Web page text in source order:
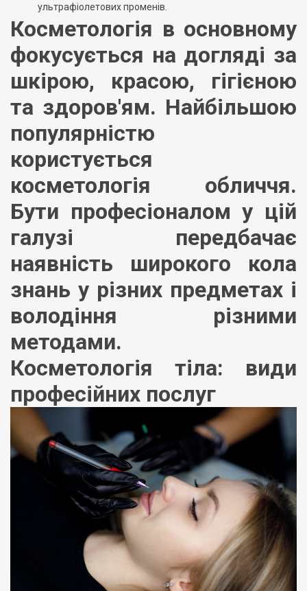
ультрафіолетових променів.
Косметологія в основному
фокусується на догляді за
шкірою, красою, гігієною
та здоров'ям. Найбільшою
популярністю
користується
косметологія обличчя.
Бути професіоналом у цій
галузі передбачає
наявність широкого кола
знань у різних предметах і
володіння різними
методами.
Косметологія тіла: види
професійних послуг